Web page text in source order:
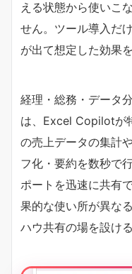
える状態から使いこ
せん。ツール導入だ
が出て想定した効果
経理・総務・データ
は、Excel Copilotが
の売上データの集計
フ化・要約を数秒で
ポートを迅速に共有
果的な使い所が異な
ハウ共有の場を設け